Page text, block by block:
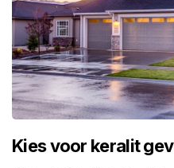
Kies voor keralit